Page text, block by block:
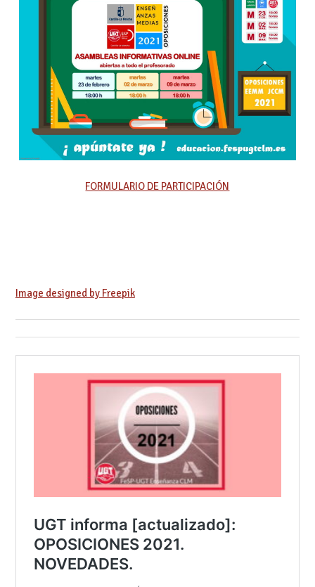
FORMULARIO DE PARTICIPACIÓN
Image designed by Freepik